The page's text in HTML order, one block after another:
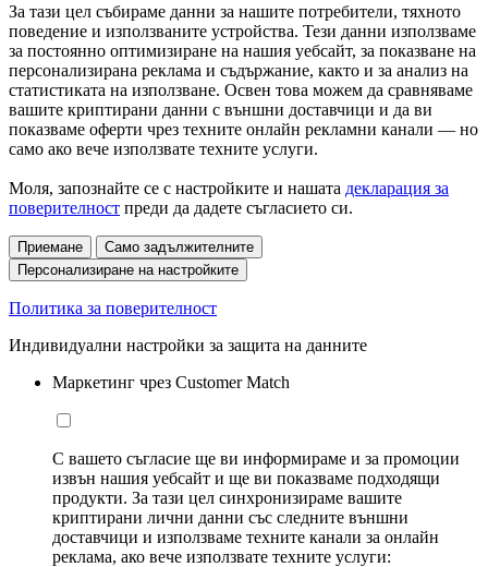
За тази цел събираме данни за нашите потребители, тяхното
поведение и използваните устройства. Тези данни използваме
за постоянно оптимизиране на нашия уебсайт, за показване на
персонализирана реклама и съдържание, както и за анализ на
статистиката на използване. Освен това можем да сравняваме
вашите криптирани данни с външни доставчици и да ви
показваме оферти чрез техните онлайн рекламни канали — но
само ако вече използвате техните услуги.
Моля, запознайте се с настройките и нашата декларация за
поверителност преди да дадете съгласието си.
Приемане
Само задължителните
Персонализиране на настройките
Политика за поверителност
Индивидуални настройки за защита на данните
Маркетинг чрез Customer Match
С вашето съгласие ще ви информираме и за промоции
извън нашия уебсайт и ще ви показваме подходящи
продукти. За тази цел синхронизираме вашите
криптирани лични данни със следните външни
доставчици и използваме техните канали за онлайн
реклама, ако вече използвате техните услуги: